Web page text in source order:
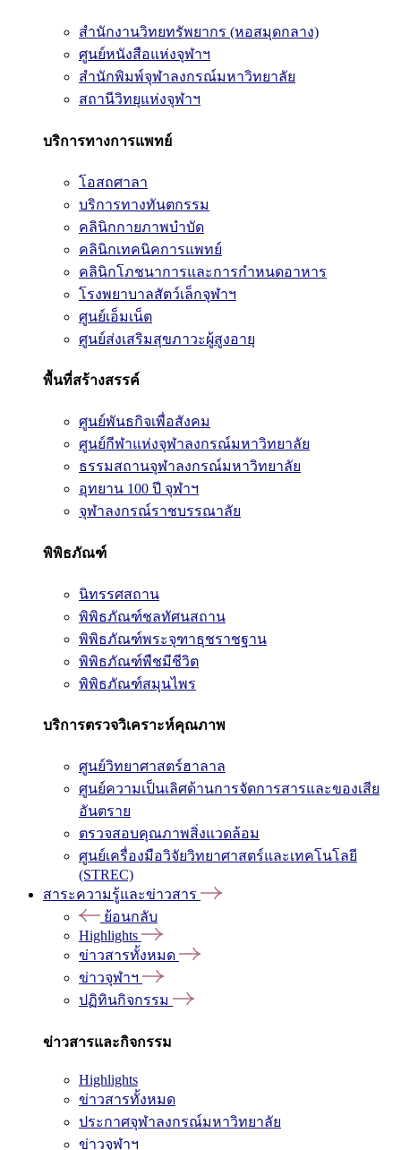
สำนักงานวิทยทรัพยากร (หอสมุดกลาง)
ศูนย์หนังสือแห่งจุฬาฯ
สำนักพิมพ์จุฬาลงกรณ์มหาวิทยาลัย
สถานีวิทยุแห่งจุฬาฯ
บริการทางการแพทย์
โอสถศาลา
บริการทางทันตกรรม
คลินิกกายภาพบำบัด
คลินิกเทคนิคการแพทย์
คลินิกโภชนาการและการกำหนดอาหาร
โรงพยาบาลสัตว์เล็กจุฬาฯ
ศูนย์เอ็มเน็ต
ศูนย์ส่งเสริมสุขภาวะผู้สูงอายุ
พื้นที่สร้างสรรค์
ศูนย์พันธกิจเพื่อสังคม
ศูนย์กีฬาแห่งจุฬาลงกรณ์มหาวิทยาลัย
ธรรมสถานจุฬาลงกรณ์มหาวิทยาลัย
อุทยาน 100 ปี จุฬาฯ
จุฬาลงกรณ์ราชบรรณาลัย
พิพิธภัณฑ์
นิทรรศสถาน
พิพิธภัณฑ์ชลทัศนสถาน
พิพิธภัณฑ์พระจุฑาธุชราชฐาน
พิพิธภัณฑ์พืชมีชีวิต
พิพิธภัณฑ์สมุนไพร
บริการตรวจวิเคราะห์คุณภาพ
ศูนย์วิทยาศาสตร์ฮาลาล
ศูนย์ความเป็นเลิศด้านการจัดการสารและของเสีย
อันตราย
ตรวจสอบคุณภาพสิ่งแวดล้อม
ศูนย์เครื่องมือวิจัยวิทยาศาสตร์และเทคโนโลยี
(STREC)
สาระความรู้และข่าวสาร
ย้อนกลับ
Highlights
ข่าวสารทั้งหมด
ข่าวจุฬาฯ
ปฏิทินกิจกรรม
ข่าวสารและกิจกรรม
Highlights
ข่าวสารทั้งหมด
ประกาศจุฬาลงกรณ์มหาวิทยาลัย
ข่าวจุฬาฯ